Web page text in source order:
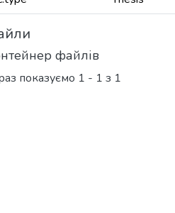
файлів
показуємо 1 - 1 з 1